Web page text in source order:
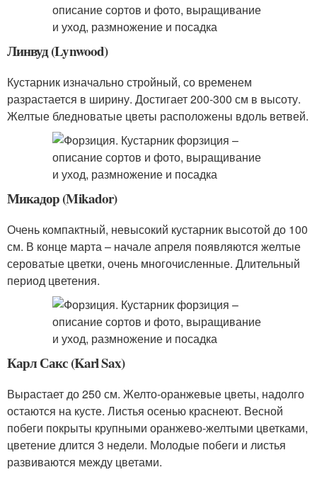
Линвуд (Lynwood)
Кустарник изначально стройный, со временем
разрастается в ширину. Достигает 200-300 см в высоту.
Желтые бледноватые цветы расположены вдоль ветвей.
Микадор (Mikador)
Очень компактный, невысокий кустарник высотой до 100
см. В конце марта – начале апреля появляются желтые
сероватые цветки, очень многочисленные. Длительный
период цветения.
Карл Сакс (Karl Sax)
Вырастает до 250 см. Желто-оранжевые цветы, надолго
остаются на кусте. Листья осенью краснеют. Весной
побеги покрыты крупными оранжево-желтыми цветками,
цветение длится 3 недели. Молодые побеги и листья
развиваются между цветами.